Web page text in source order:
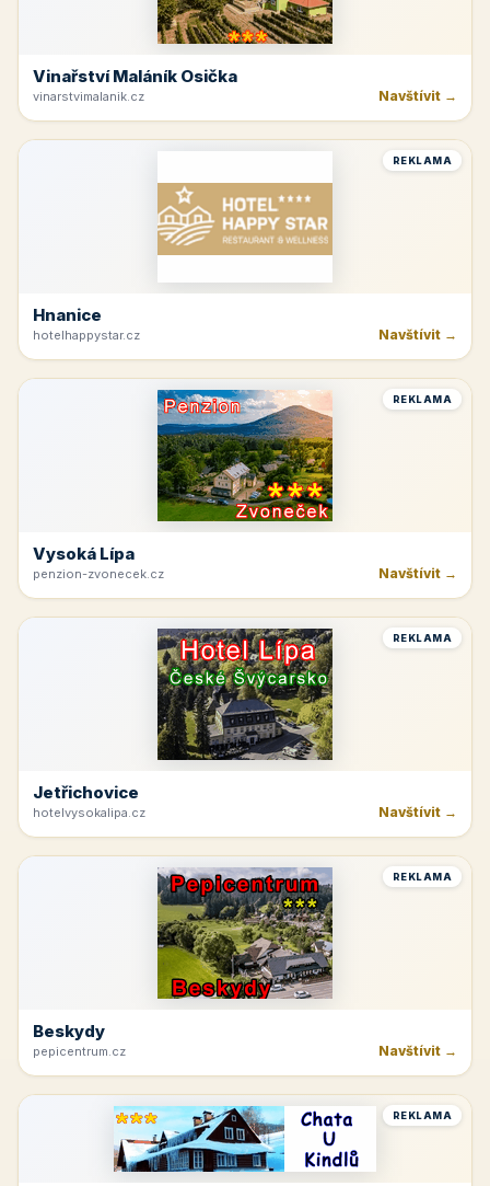
Vinařství Maláník Osička
vinarstvimalanik.cz Navštívit →
REKLAMA
Hnanice
hotelhappystar.cz Navštívit →
REKLAMA
Vysoká Lípa
penzion-zvonecek.cz Navštívit →
REKLAMA
Jetřichovice
hotelvysokalipa.cz Navštívit →
REKLAMA
Beskydy
pepicentrum.cz Navštívit →
REKLAMA